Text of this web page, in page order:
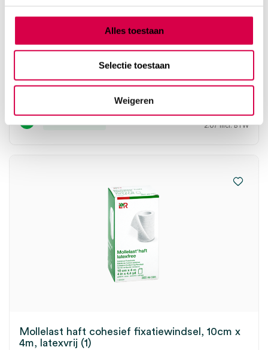
Alles toestaan
Selectie toestaan
Weigeren
4m (1)
1 stuk, 10cm x 4m, wit
1.90
2.07incl. BTW
Mollelast haft cohesief fixatiewindsel, 10cm x
4m, latexvrij (1)